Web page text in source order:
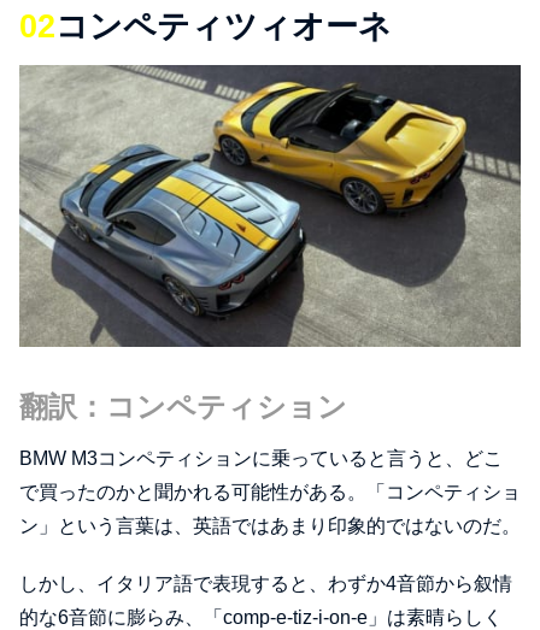
02コンペティツィオーネ
翻訳：コンペティション
BMW M3コンペティションに乗っていると言うと、どこ
で買ったのかと聞かれる可能性がある。「コンペティショ
ン」という言葉は、英語ではあまり印象的ではないのだ。
しかし、イタリア語で表現すると、わずか4音節から叙情
的な6音節に膨らみ、「comp-e-tiz-i-on-e」は素晴らしく